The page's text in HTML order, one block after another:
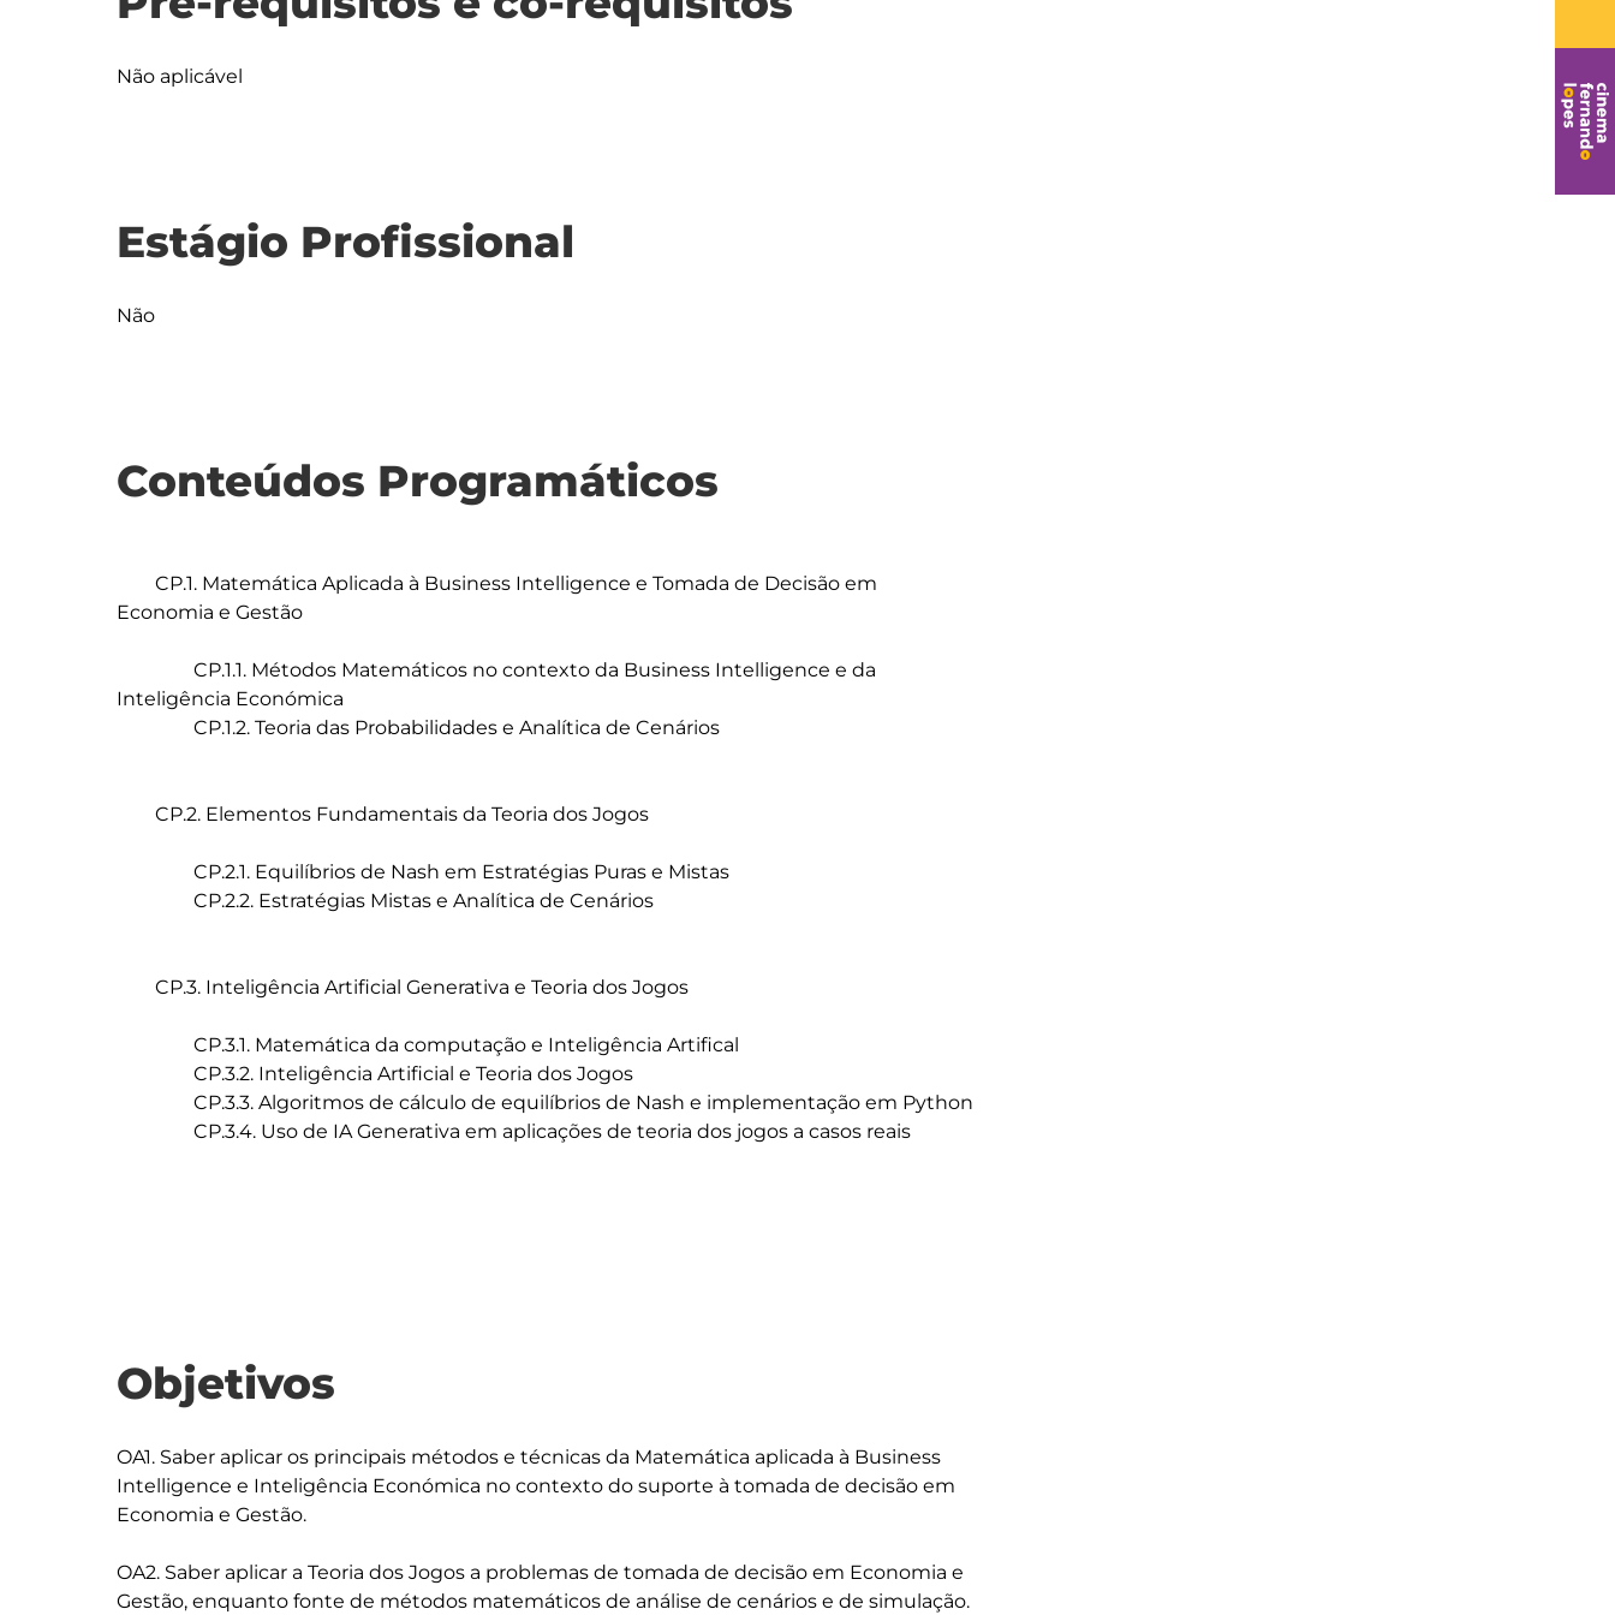
Não aplicável
Estágio Profissional
Não
Conteúdos Programáticos
Economia e Gestão
Inteligência Económica
Objetivos
OA1. Saber aplicar os principais métodos e técnicas da Matemática aplicada à Business
Intelligence e Inteligência Económica no contexto do suporte à tomada de decisão em
Economia e Gestão.
OA2. Saber aplicar a Teoria dos Jogos a problemas de tomada de decisão em Economia e
Gestão, enquanto fonte de métodos matemáticos de análise de cenários e de simulação.